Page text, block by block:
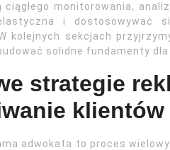
ciągłego monitorowania,
i dostosowywać
kolejnych sekcjach
solidne fundamenty
strategie
adwokata to proces